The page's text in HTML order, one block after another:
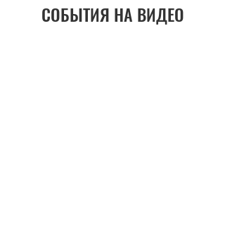
СОБЫТИЯ НА ВИДЕО